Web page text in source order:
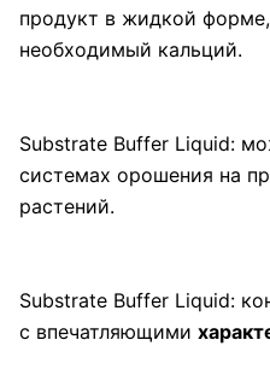
продукт в жидкой
необходимый кальций.
Substrate Buffer Liquid:
системах орошения на
растений.
Substrate Buffer Liquid:
с впечатляющими